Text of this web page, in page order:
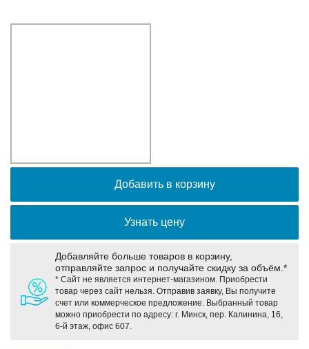
Добавить в корзину
Узнать цену
Добавляйте больше товаров в корзину,
отправляйте запрос и получайте скидку за объём.*
* Сайт не является интернет-магазином. Приобрести
товар через сайт нельзя. Отправив заявку, Вы получите
счет или коммерческое предложение. Выбранный товар
можно приобрести по адресу: г. Минск, пер. Калинина, 16,
6-й этаж, офис 607.